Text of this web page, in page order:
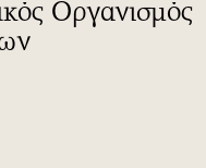
Οργανισμός